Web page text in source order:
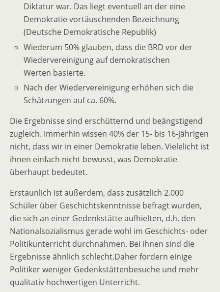
Diktatur war. Das liegt eventuell an der eine
Demokratie vortäuschenden Bezeichnung
(Deutsche Demokratische Republik)
Wiederum 50% glauben, dass die BRD vor der
Wiedervereinigung auf demokratischen
Werten basierte.
Nach der Wiedervereinigung erhöhen sich die
Schätzungen auf ca. 60%.
Die Ergebnisse sind erschütternd und beängstigend
zugleich. Immerhin wissen 40% der 15- bis 16-jährigen
nicht, dass wir in einer Demokratie leben. Vielelicht ist
ihnen einfach nicht bewusst, was Demokratie
überhaupt bedeutet.
Erstaunlich ist außerdem, dass zusätzlich 2.000
Schüler über Geschichtskenntnisse befragt wurden,
die sich an einer Gedenkstätte aufhielten, d.h. den
Nationalsozialismus gerade wohl im Geschichts- oder
Politikunterricht durchnahmen. Bei ihnen sind die
Ergebnisse ähnlich schlecht.Daher fordern einige
Politiker weniger Gedenkstättenbesuche und mehr
qualitativ hochwertigen Unterricht.